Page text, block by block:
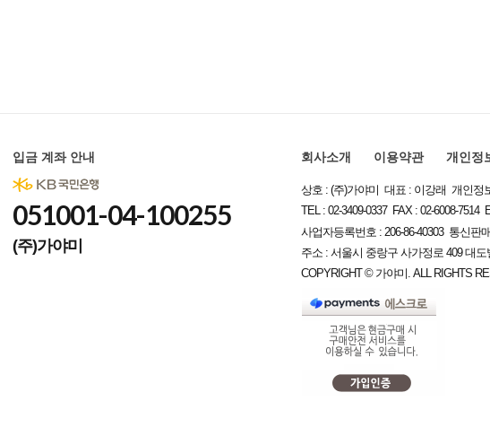
입금 계좌 안내
051001-04-100255
(주)가야미
회사소개 이용약관 개인정
상호 : (주)가야미 대표 : 이강래 개인정
TEL : 02-3409-0337 FAX : 02-6008-7514
사업자등록번호 : 206-86-40303 통신판
주소 : 서울시 중랑구 사가정로 409 대
COPYRIGHT © 가야미. ALL RIGHTS